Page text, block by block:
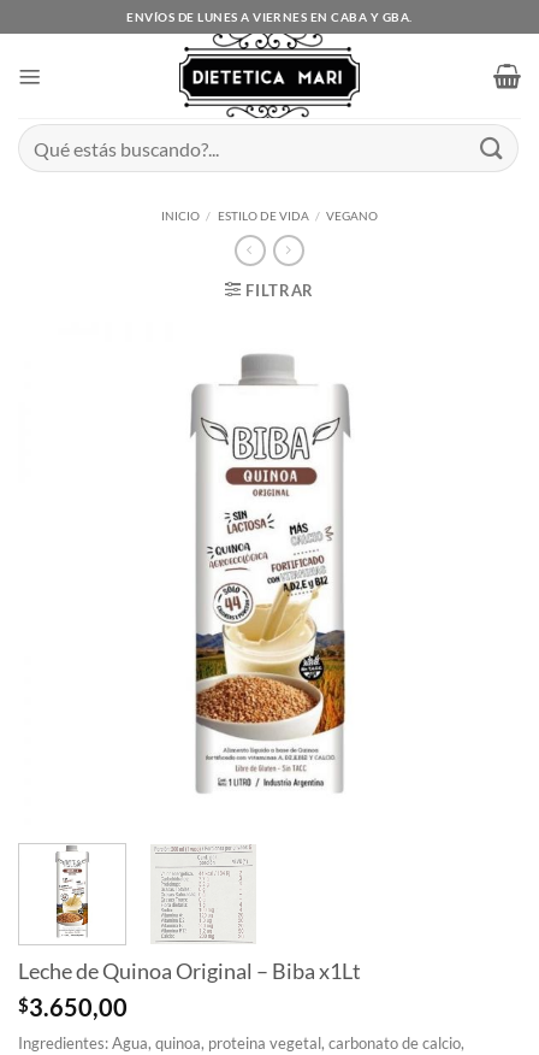
al
ENVÍOS DE LUNES A VIERNES EN CABA Y GBA.
Buscar
por:
INICIO / ESTILO DE VIDA / VEGANO
FILTRAR
Leche de Quinoa Original – Biba x1Lt
$3.650,00
Ingredientes: Agua, quinoa, proteina vegetal, carbonato de calcio,